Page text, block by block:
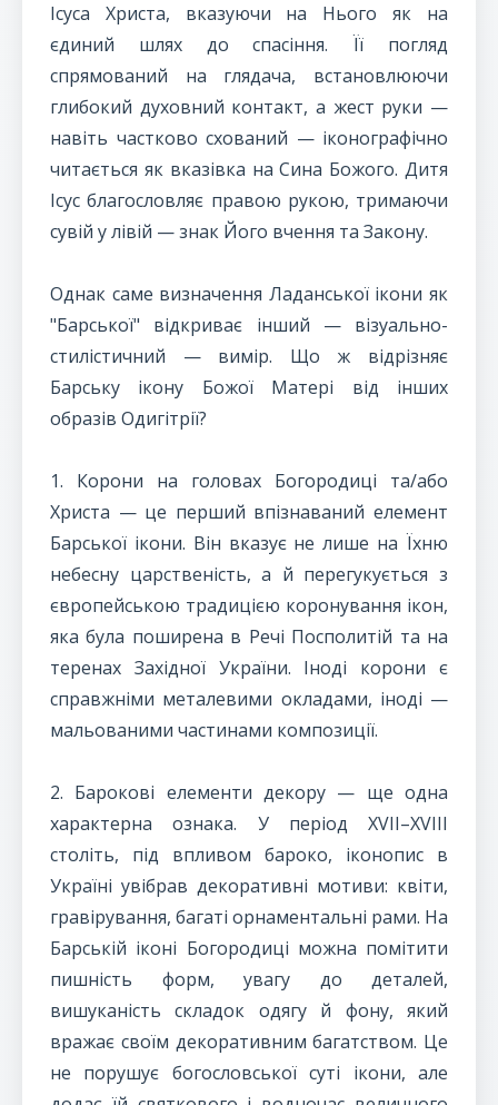
Ісуса Христа, вказуючи на Нього як на
єдиний шлях до спасіння. Її погляд
спрямований на глядача, встановлюючи
глибокий духовний контакт, а жест руки —
навіть частково схований — іконографічно
читається як вказівка на Сина Божого. Дитя
Ісус благословляє правою рукою, тримаючи
сувій у лівій — знак Його вчення та Закону.
Однак саме визначення Ладанської ікони як
"Барської" відкриває інший — візуально-
стилістичний — вимір. Що ж відрізняє
Барську ікону Божої Матері від інших
образів Одигітрії?
1. Корони на головах Богородиці та/або
Христа — це перший впізнаваний елемент
Барської ікони. Він вказує не лише на Їхню
небесну царственість, а й перегукується з
європейською традицією коронування ікон,
яка була поширена в Речі Посполитій та на
теренах Західної України. Іноді корони є
справжніми металевими окладами, іноді —
мальованими частинами композиції.
2. Барокові елементи декору — ще одна
характерна ознака. У період XVII–XVIII
століть, під впливом бароко, іконопис в
Україні увібрав декоративні мотиви: квіти,
гравірування, багаті орнаментальні рами. На
Барській іконі Богородиці можна помітити
пишність форм, увагу до деталей,
вишуканість складок одягу й фону, який
вражає своїм декоративним багатством. Це
не порушує богословської суті ікони, але